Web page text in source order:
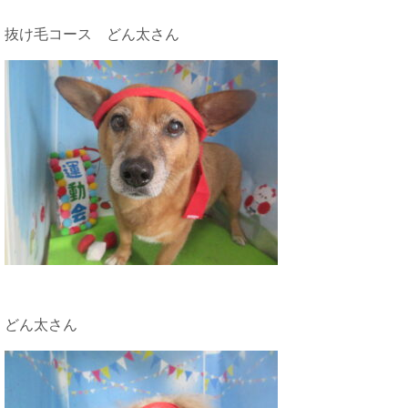
抜け毛コース どん太さん
どん太さん